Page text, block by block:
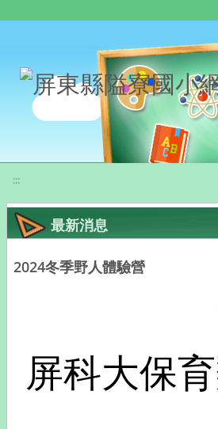
:::
最新消息
2024冬季野人體驗營
屏科大保